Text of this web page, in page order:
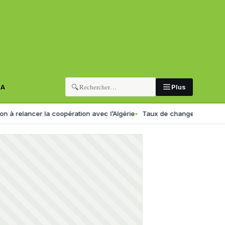
🔍 Plus
la coopération avec l’Algérie Taux de change en Algérie :